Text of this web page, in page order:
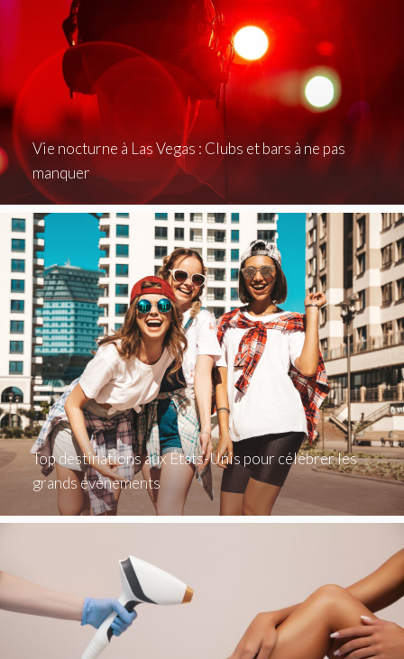
Vie nocturne à Las Vegas : Clubs et bars à ne pas
manquer
Top destinations aux États-Unis pour célébrer les
grands événements